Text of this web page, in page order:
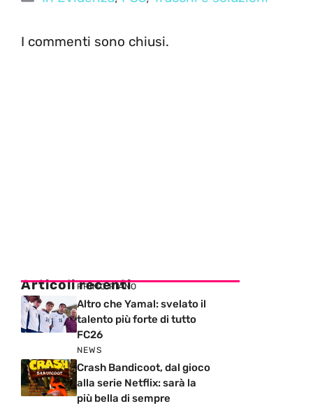
I commenti sono chiusi.
Articoli recenti
PRIMO PIANO
Altro che Yamal: svelato il
talento più forte di tutto
FC26
NEWS
Crash Bandicoot, dal gioco
alla serie Netflix: sarà la
più bella di sempre